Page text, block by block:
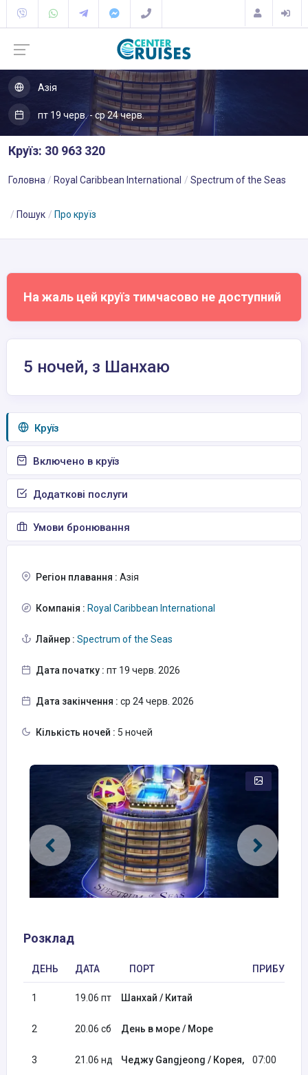
Азія
пт 19 черв. - ср 24 черв.
Круїз: 30 963 320
Головна Royal Caribbean International Spectrum of the Seas
Пошук Про круїз
На жаль цей круїз тимчасово не доступний
5 ночей, з Шанхаю
Круїз
Включено в круїз
Додаткові послуги
Умови бронювання
Регіон плавання : Азія
Компанія : Royal Caribbean International
Лайнер : Spectrum of the Seas
Дата початку : пт 19 черв. 2026
Дата закінчення : ср 24 черв. 2026
Кількість ночей : 5 ночей
Розклад
ДЕНЬ ДАТА ПОРТ ПРИБУТТЯ
1 19.06 пт Шанхай / Китай
2 20.06 сб День в море / Море
3 21.06 нд Чеджу Gangjeong / Корея, 07:00